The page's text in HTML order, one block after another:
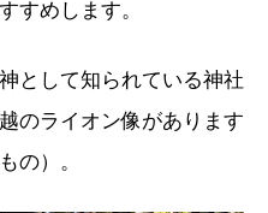
すめします。
として知られている神社
のライオン像があります
の）。